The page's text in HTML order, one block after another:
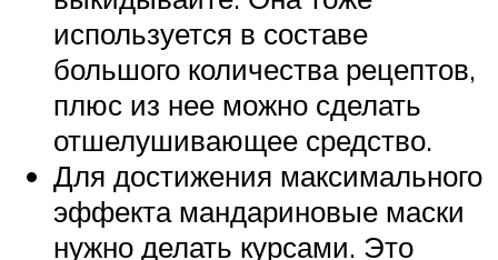
используется в составе
большого количества рецептов,
плюс из нее можно сделать
отшелушивающее средство.
Для достижения максимального
эффекта мандариновые маски
нужно делать курсами. Это